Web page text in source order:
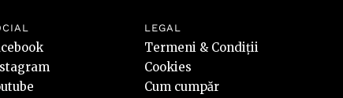
LEGAL
Termeni & Condiții
Cookies
Cum cumpăr